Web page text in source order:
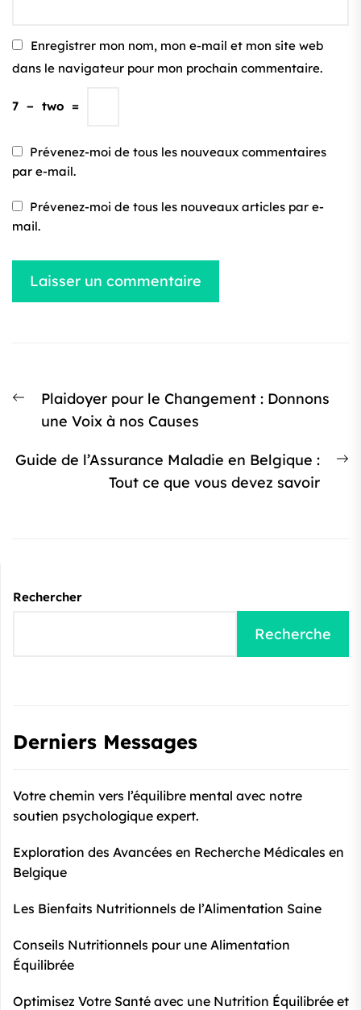
Enregistrer mon nom, mon e-mail et mon site web
dans le navigateur pour mon prochain commentaire.
7 − two =
Prévenez-moi de tous les nouveaux commentaires
par e-mail.
Prévenez-moi de tous les nouveaux articles par e-
mail.
de
l’article
Article
précédent
Plaidoyer pour le Changement : Donnons
une Voix à nos Causes
Guide de l’Assurance Maladie en Belgique :
Tout ce que vous devez savoir
Rechercher
Recherche
Derniers Messages
Votre chemin vers l’équilibre mental avec notre
soutien psychologique expert.
Exploration des Avancées en Recherche Médicales en
Belgique
Les Bienfaits Nutritionnels de l’Alimentation Saine
Conseils Nutritionnels pour une Alimentation
Équilibrée
Optimisez Votre Santé avec une Nutrition Équilibrée et